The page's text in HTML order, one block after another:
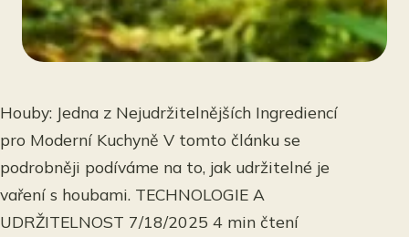
Houby: Jedna z Nejudržitelnějších Ingrediencí
pro Moderní Kuchyně V tomto článku se
podrobněji podíváme na to, jak udržitelné je
vaření s houbami. TECHNOLOGIE A
UDRŽITELNOST 7/18/2025 4 min čtení